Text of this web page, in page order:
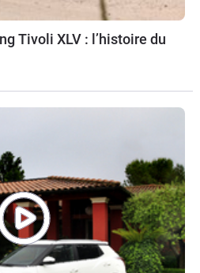
Tivoli XLV : l’histoire du